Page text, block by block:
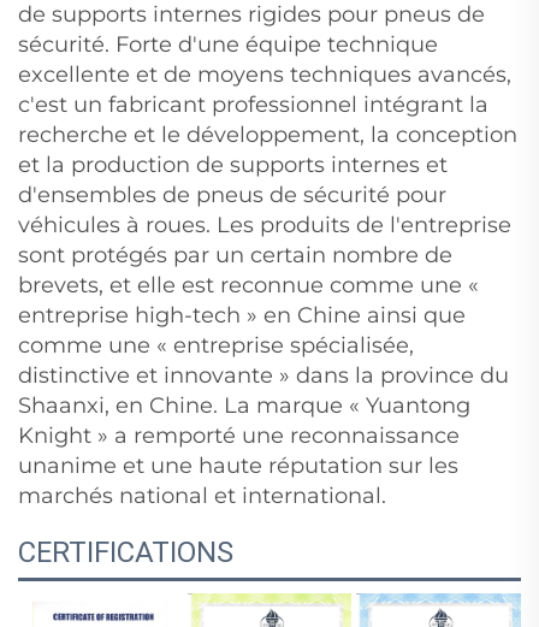
de supports internes rigides pour pneus de
sécurité. Forte d'une équipe technique
excellente et de moyens techniques avancés,
c'est un fabricant professionnel intégrant la
recherche et le développement, la conception
et la production de supports internes et
d'ensembles de pneus de sécurité pour
véhicules à roues. Les produits de l'entreprise
sont protégés par un certain nombre de
brevets, et elle est reconnue comme une «
entreprise high-tech » en Chine ainsi que
comme une « entreprise spécialisée,
distinctive et innovante » dans la province du
Shaanxi, en Chine. La marque « Yuantong
Knight » a remporté une reconnaissance
unanime et une haute réputation sur les
marchés national et international.
CERTIFICATIONS